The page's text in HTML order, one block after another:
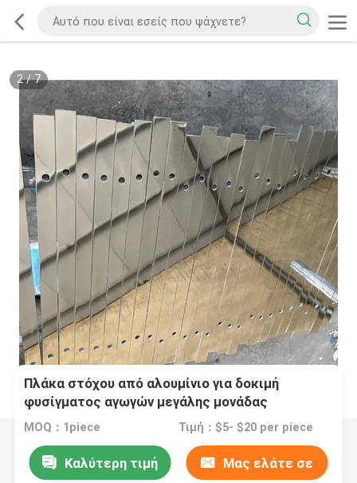
2/7
Πλάκα στόχου από αλουμίνιο για δοκιμή
φυσίγματος αγωγών μεγάλης μονάδας
MOQ：1piece Τιμή：$5- $20 per piece
Καλύτερη τιμή Μας ελάτε σε